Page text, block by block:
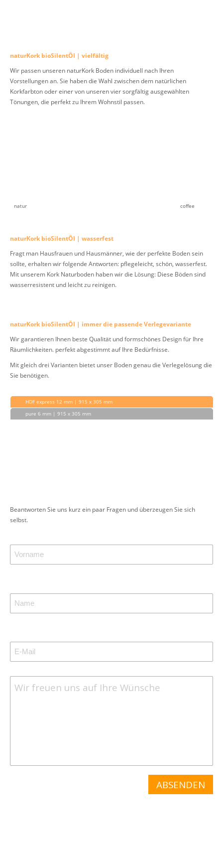
naturKork bioSilentÖl | vielfältig
Wir passen unseren naturKork Boden individuell nach Ihren
Vorstellungen an. Sie haben die Wahl zwischen dem natürlichen
Korkfarbton oder einer von unseren vier sorgfältig ausgewählten
Tönungen, die perfekt zu Ihrem Wohnstil passen.
natur coffee
naturKork bioSilentÖl | wasserfest
Fragt man Hausfrauen und Hausmänner, wie der perfekte Boden sein
sollte, erhalten wir folgende Antworten: pflegeleicht, schön, wasserfest.
Mit unserem Kork Naturboden haben wir die Lösung: Diese Böden sind
wasserresistent und leicht zu reinigen.
naturKork bioSilentÖl | immer die passende Verlegevariante
Wir garantieren Ihnen beste Qualität und formschönes Design für Ihre
Räumlichkeiten. perfekt abgestimmt auf Ihre Bedürfnisse.
Mit gleich drei Varianten bietet unser Boden genau die Verlegelösung die
Sie benötigen.
HDF express 12 mm | 915 x 305 mm
pure 6 mm | 915 x 305 mm
Beantworten Sie uns kurz ein paar Fragen und überzeugen Sie sich
selbst.